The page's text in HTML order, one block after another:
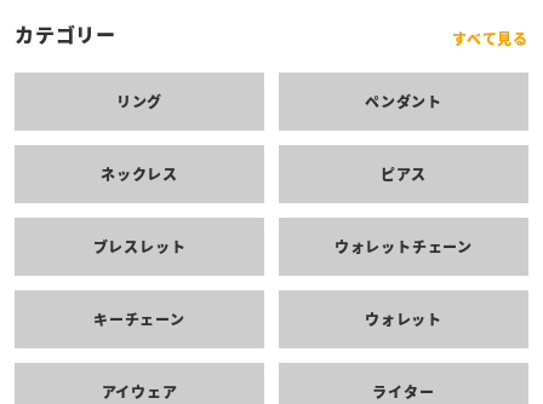
カテゴリー すべて見る
リング ペンダント
ネックレス ピアス
ブレスレット ウォレットチェーン
キーチェーン ウォレット
アイウェア ライター